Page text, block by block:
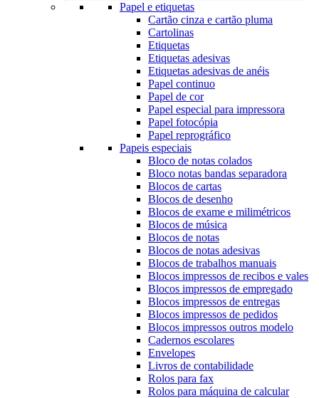
Papel e etiquetas
Cartão cinza e cartão pluma
Cartolinas
Etiquetas
Etiquetas adesivas
Etiquetas adesivas de anéis
Papel continuo
Papel de cor
Papel especial para impressora
Papel fotocópia
Papel reprográfico
Papeis especiais
Bloco de notas colados
Bloco notas bandas separadora
Blocos de cartas
Blocos de desenho
Blocos de exame e milimétricos
Blocos de música
Blocos de notas
Blocos de notas adesivas
Blocos de trabalhos manuais
Blocos impressos de recibos e vales
Blocos impressos de empregado
Blocos impressos de entregas
Blocos impressos de pedidos
Blocos impressos outros modelo
Cadernos escolares
Envelopes
Livros de contabilidade
Rolos para fax
Rolos para máquina de calcular